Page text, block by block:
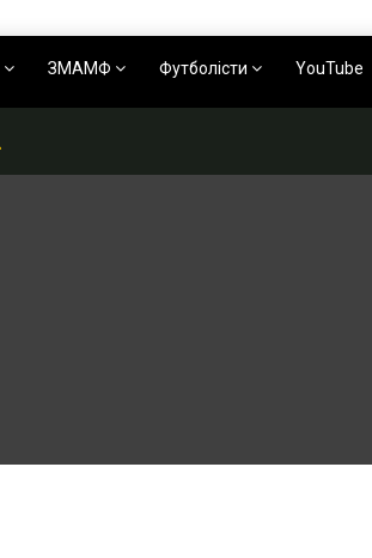
ЗМАМФ Футболісти YouTube